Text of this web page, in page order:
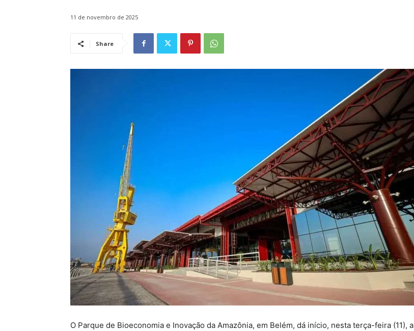
11 de novembro de 2025
Share
O Parque de Bioeconomia e Inovação da Amazônia, em Belém, dá início, nesta terça-feira (11), a